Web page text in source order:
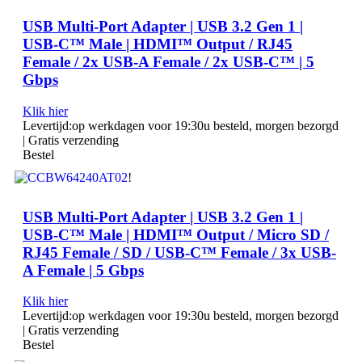
USB Multi-Port Adapter | USB 3.2 Gen 1 |
USB-C™ Male | HDMI™ Output / RJ45
Female / 2x USB-A Female / 2x USB-C™ | 5
Gbps
Klik hier
Levertijd:op werkdagen voor 19:30u besteld, morgen bezorgd
| Gratis verzending
Bestel
USB Multi-Port Adapter | USB 3.2 Gen 1 |
USB-C™ Male | HDMI™ Output / Micro SD /
RJ45 Female / SD / USB-C™ Female / 3x USB-
A Female | 5 Gbps
Klik hier
Levertijd:op werkdagen voor 19:30u besteld, morgen bezorgd
| Gratis verzending
Bestel
!